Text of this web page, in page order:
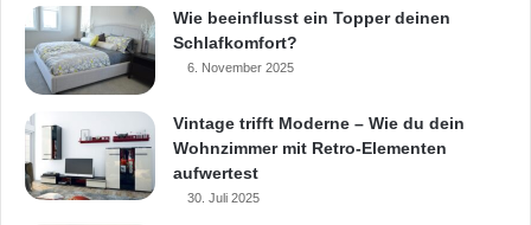
Energiesparwände Fertighaus
ökologische und wertbeständige Holzbauweise
Wie beeinflusst ein Topper deinen
Schlafkomfort?
6. November 2025
Vintage trifft Moderne – Wie du dein
Wohnzimmer mit Retro-Elementen
aufwertest
30. Juli 2025